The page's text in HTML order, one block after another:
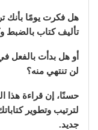
هل فكرت يومًا بأنك
تأليف كتاب بالضبط
أو هل بدأت بالفعل
لن تنتهي منه؟
حسنًا، إن قراءة هذا
لترتيب وتطوير
جديد.